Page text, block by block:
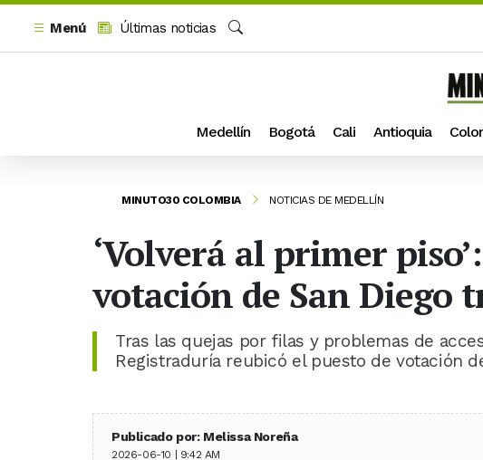
Menú
Últimas noticias
Buscar
Medellín Bogotá Cali Antioquia
MINUTO30 COLOMBIA NOTICIAS DE MEDELLÍN
‘Volverá al primer
votación de San Diego
Tras las quejas por filas y problemas de
Registraduría reubicó el puesto de votación
Publicado por: Melissa Noreña
2026-06-10 | 9:42 AM